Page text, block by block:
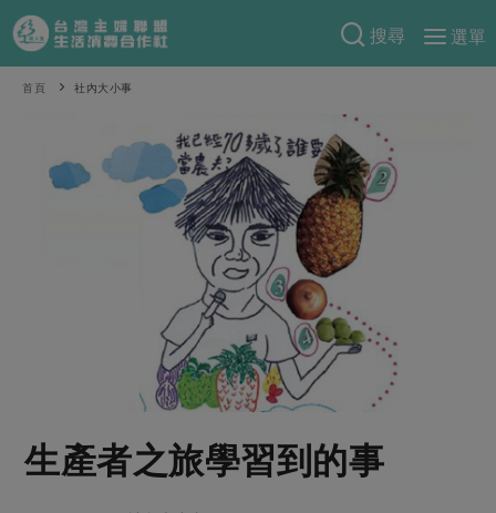
搜尋
選單
產品分類
一籃菜 當令水果
蕈菇類
乳製品
米麵雜糧
肉品・水產
食材
蛋料理
特別企畫
防災用品預購圓滿結束
2026年端午節預購圓滿結束
當季產品
一籃菜真心話
合作聯合國
樂齡生活 親子食育
合作社組織
首頁 社內大小事
生產者之旅學習到的事